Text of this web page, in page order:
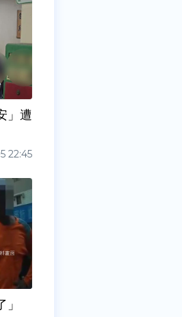
」遭
22:45
」